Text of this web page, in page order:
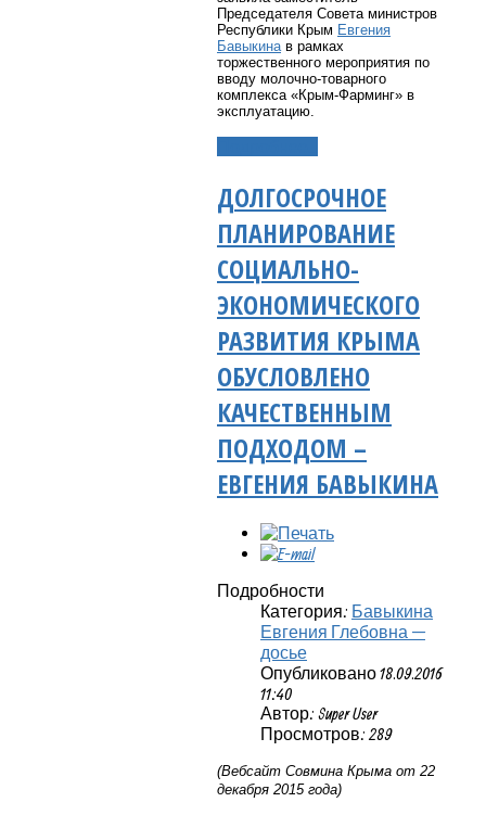
Председателя Совета министров
Республики Крым Евгения
Бавыкинав рамках
торжественного мероприятия по
вводу молочно-товарного
комплекса «Крым-Фарминг» в
эксплуатацию.
ДОЛГОСРОЧНОЕ
ПЛАНИРОВАНИЕ
СОЦИАЛЬНО-
ЭКОНОМИЧЕСКОГО
РАЗВИТИЯ КРЫМА
ОБУСЛОВЛЕНО
КАЧЕСТВЕННЫМ
ПОДХОДОМ –
ЕВГЕНИЯ БАВЫКИНА
Подробности
Категория: Бавыкина
Евгения Глебовна —
досье
Опубликовано 18.09.2016
11:40
Автор: Super User
Просмотров: 289
(Вебсайт Совмина Крыма от 22
декабря 2015 года)